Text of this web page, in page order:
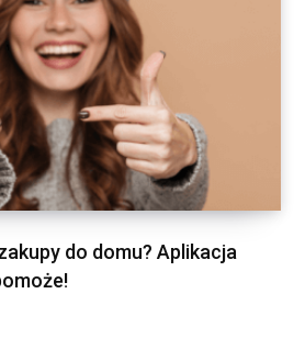
do domu? Aplikacja